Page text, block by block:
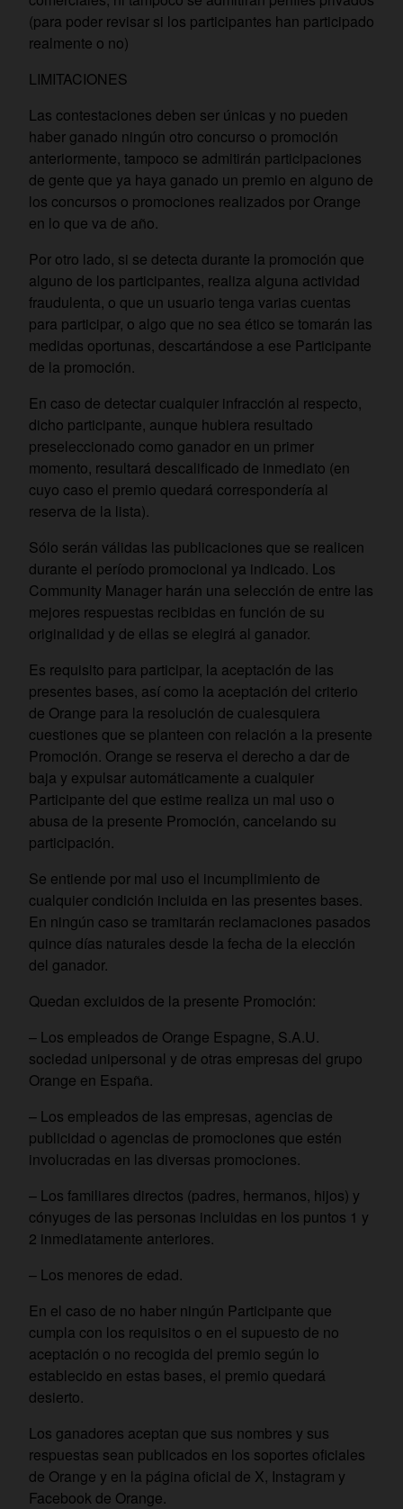
(para poder revisar si los participantes han participado
realmente o no)
LIMITACIONES
Las contestaciones deben ser únicas y no pueden
haber ganado ningún otro concurso o promoción
anteriormente, tampoco se admitirán participaciones
de gente que ya haya ganado un premio en alguno de
los concursos o promociones realizados por Orange
en lo que va de año.
Por otro lado, si se detecta durante la promoción que
alguno de los participantes, realiza alguna actividad
fraudulenta, o que un usuario tenga varias cuentas
para participar, o algo que no sea ético se tomarán las
medidas oportunas, descartándose a ese Participante
de la promoción.
En caso de detectar cualquier infracción al respecto,
dicho participante, aunque hubiera resultado
preseleccionado como ganador en un primer
momento, resultará descalificado de inmediato (en
cuyo caso el premio quedará correspondería al
reserva de la lista).
Sólo serán válidas las publicaciones que se realicen
durante el período promocional ya indicado. Los
Community Manager harán una selección de entre las
mejores respuestas recibidas en función de su
originalidad y de ellas se elegirá al ganador.
Es requisito para participar, la aceptación de las
presentes bases, así como la aceptación del criterio
de Orange para la resolución de cualesquiera
cuestiones que se planteen con relación a la presente
Promoción. Orange se reserva el derecho a dar de
baja y expulsar automáticamente a cualquier
Participante del que estime realiza un mal uso o
abusa de la presente Promoción, cancelando su
participación.
Se entiende por mal uso el incumplimiento de
cualquier condición incluida en las presentes bases.
En ningún caso se tramitarán reclamaciones pasados
quince días naturales desde la fecha de la elección
del ganador.
Quedan excluidos de la presente Promoción:
– Los empleados de Orange Espagne, S.A.U.
sociedad unipersonal y de otras empresas del grupo
Orange en España.
– Los empleados de las empresas, agencias de
publicidad o agencias de promociones que estén
involucradas en las diversas promociones.
– Los familiares directos (padres, hermanos, hijos) y
cónyuges de las personas incluidas en los puntos 1 y
2 inmediatamente anteriores.
– Los menores de edad.
En el caso de no haber ningún Participante que
cumpla con los requisitos o en el supuesto de no
aceptación o no recogida del premio según lo
establecido en estas bases, el premio quedará
desierto.
Los ganadores aceptan que sus nombres y sus
respuestas sean publicados en los soportes oficiales
de Orange y en la página oficial de X, Instagram y
Facebook de Orange.